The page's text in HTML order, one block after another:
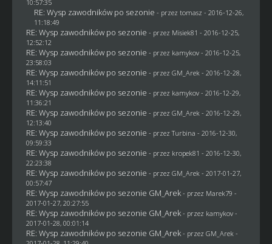
10:57:35
RE: Wysp zawodników po sezonie - przez tomasz - 2016-12-26,
11:18:49
RE: Wysp zawodników po sezonie - przez Misiek81 - 2016-12-25,
12:52:12
RE: Wysp zawodników po sezonie - przez kamykov- 2016-12-25,
23:58:03
RE: Wysp zawodników po sezonie - przez GM_Arek - 2016-12-28,
14:11:51
RE: Wysp zawodników po sezonie - przez kamykov- 2016-12-29,
11:36:21
RE: Wysp zawodników po sezonie - przez GM_Arek - 2016-12-29,
12:13:40
RE: Wysp zawodników po sezonie - przez Turbina - 2016-12-30,
09:59:33
RE: Wysp zawodników po sezonie - przez kropek81 - 2016-12-30,
22:23:38
RE: Wysp zawodników po sezonie - przez GM_Arek - 2017-01-27,
00:57:47
RE: Wysp zawodników po sezonie GM_Arek - przez Marek79 -
2017-01-27, 20:27:55
RE: Wysp zawodników po sezonie GM_Arek - przez kamykov-
2017-01-28, 00:01:14
RE: Wysp zawodników po sezonie GM_Arek - przez GM_Arek -